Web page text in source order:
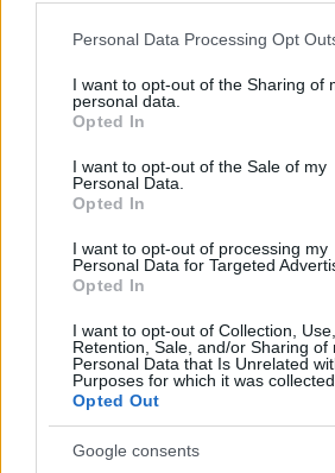
Please note that this website/app uses
not limited to your visit or usage
grant or deny consent to Google and
use your data for below specified
consent section.
Personal Data Processing Opt
I want to opt-out of the Sharing of
personal data.
Opted In
I want to opt-out of the Sale of my
Personal Data.
Opted In
I want to opt-out of processing my
Personal Data for Targeted
Opted In
I want to opt-out of Collection, Use,
Retention, Sale, and/or Sharing of
Personal Data that Is Unrelated
Purposes for which it was collected.
Opted Out
Google consents
Facebookon is!
Követem
FÓKUSZ #VIDEÓ #
HEVESI KRISZTA
MAGÁNÉLET